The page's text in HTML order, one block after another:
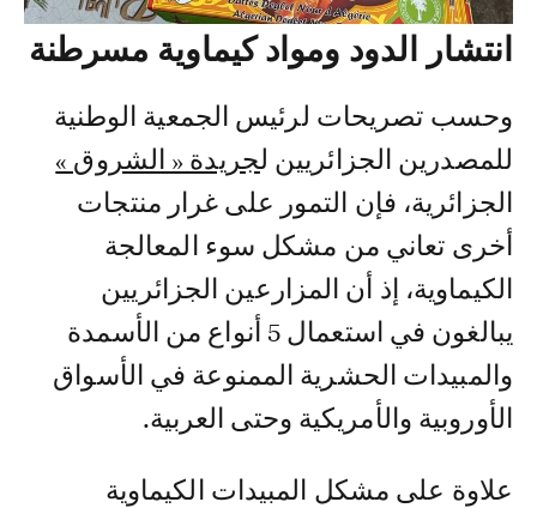
انتشار الدود ومواد كيماوية مسرطنة
وحسب تصريحات لرئيس الجمعية الوطنية
للمصدرين الجزائريين لجريدة « الشروق »
الجزائرية، فإن التمور على غرار منتجات
أخرى تعاني من مشكل سوء المعالجة
الكيماوية، إذ أن المزارعين الجزائريين
يبالغون في استعمال 5 أنواع من الأسمدة
والمبيدات الحشرية الممنوعة في الأسواق
الأوروبية والأمريكية وحتى العربية.
علاوة على مشكل المبيدات الكيماوية